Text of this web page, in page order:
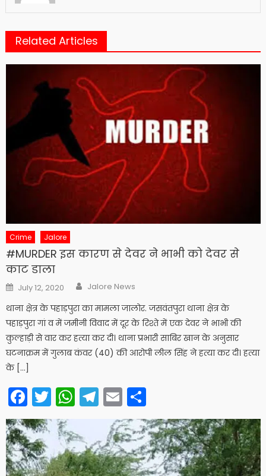
Related Articles
Crime Jalore
#MURDER इस कारण से देवर ने भाभी को देवर से
काट डाला
Posted
on
July 12, 2020 Author
Jalore News
थाना क्षेत्र के पहाड़पुरा का मामला जालोर. जसवंतपुरा थाना क्षेत्र के
पहाड़पुरा गां व में जमीनी विवाद में दूर के रिश्ते में एक देवर ने भाभी की
कुल्हाड़ी से वार कर हत्या कर दी। थाना प्रभारी साबिर खान के अनुसार
घटनाक्रम में गुलाब कंवर (40) की आरोपी लील सिंह ने हत्या कर दी। हत्या
के […]
Facebook
Twitter
WhatsApp
Telegram
Email